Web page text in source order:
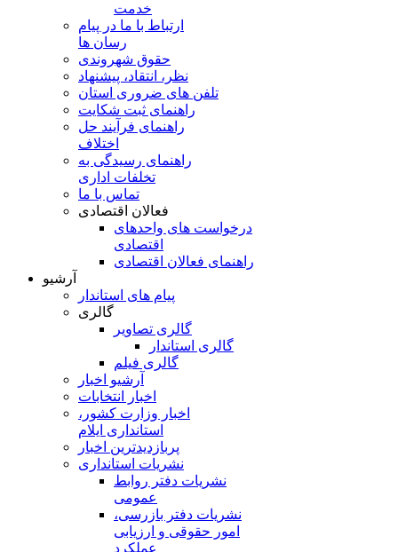
خدمت
ارتباط با ما در پیام
رسان ها
حقوق شهروندی
نظر، انتقاد، پیشنهاد
تلفن های ضروری استان
راهنمای ثبت شکایت
راهنمای فرآیند حل
اختلاف
راهنمای رسیدگی به
تخلفات اداری
تماس با ما
فعالان اقتصادی
درخواست های واحدهای
اقتصادی
راهنمای فعالان اقتصادی
آرشیو
پیام های استاندار
گالری
گالری تصاویر
گالری استاندار
گالری فیلم
آرشیو اخبار
اخبار انتخابات
اخبار وزارت کشور،
استانداری ایلام
پربازدیدترین اخبار
نشریات استانداری
نشریات دفتر روابط
عمومی
نشريات دفتر بازرسی،
امور حقوقی و ارزيابی
عملکرد